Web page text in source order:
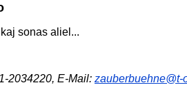
sonas aliel...
2034220, E-Mail: zauberbuehne@t-